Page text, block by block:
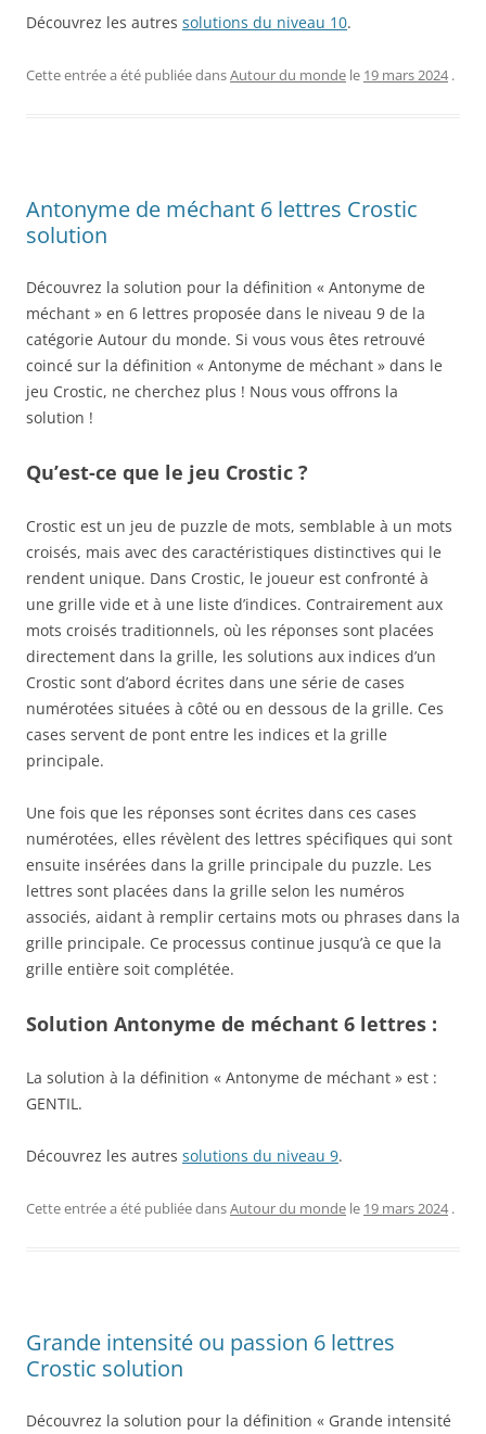
Découvrez les autres solutions du niveau 10.
Cette entrée a été publiée dansAutour du monde le 19 mars 2024 .
Antonyme de méchant 6 lettres Crostic
solution
Découvrez la solution pour la définition « Antonyme de
méchant » en 6 lettres proposée dans le niveau 9 de la
catégorie Autour du monde. Si vous vous êtes retrouvé
coincé sur la définition « Antonyme de méchant » dans le
jeu Crostic, ne cherchez plus ! Nous vous offrons la
solution !
Qu’est-ce que le jeu Crostic ?
Crostic est un jeu de puzzle de mots, semblable à un mots
croisés, mais avec des caractéristiques distinctives qui le
rendent unique. Dans Crostic, le joueur est confronté à
une grille vide et à une liste d’indices. Contrairement aux
mots croisés traditionnels, où les réponses sont placées
directement dans la grille, les solutions aux indices d’un
Crostic sont d’abord écrites dans une série de cases
numérotées situées à côté ou en dessous de la grille. Ces
cases servent de pont entre les indices et la grille
principale.
Une fois que les réponses sont écrites dans ces cases
numérotées, elles révèlent des lettres spécifiques qui sont
ensuite insérées dans la grille principale du puzzle. Les
lettres sont placées dans la grille selon les numéros
associés, aidant à remplir certains mots ou phrases dans la
grille principale. Ce processus continue jusqu’à ce que la
grille entière soit complétée.
Solution Antonyme de méchant 6 lettres :
La solution à la définition « Antonyme de méchant » est :
GENTIL.
Découvrez les autres solutions du niveau 9.
Cette entrée a été publiée dansAutour du monde le 19 mars 2024 .
Grande intensité ou passion 6 lettres
Crostic solution
Découvrez la solution pour la définition « Grande intensité